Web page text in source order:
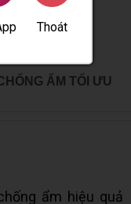
Thoát
ẨM TỐI ƯU
ẩm hiệu quả